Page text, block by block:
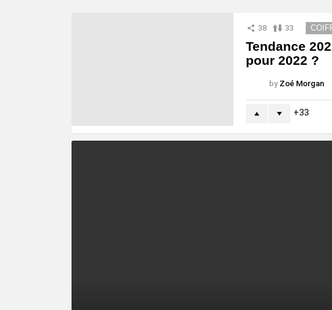
38 33
Tendance
pour 2022 ?
by Zoé Morgan
33